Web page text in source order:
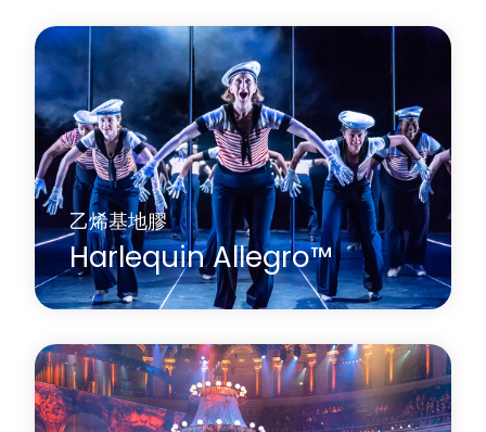
乙烯基地膠
Harlequin Allegro™
Harlequin Allegro是一款厚實耐用的舞池，是目前市
面上最厚的捲簾式乙烯基舞池。其高點彈性、閉孔
泡棉背襯和防滑舞池表面為舞者提供了卓越的保